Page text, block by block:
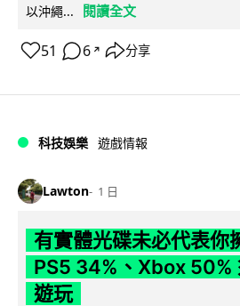
以沖繩...
閱讀全文
51 6 ↗ 分享
科技娛樂 遊戲情報
Lawton 1 日
有實體光碟未必代表你
PS5 34%、Xbox 50%
遊玩